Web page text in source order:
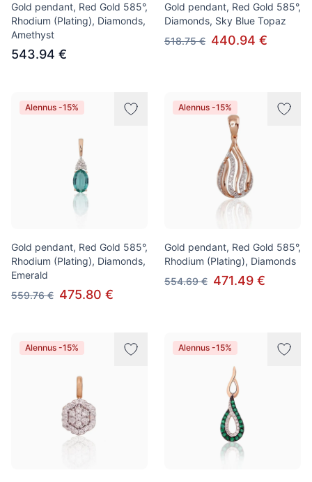
Gold pendant, Red Gold 585°,
Rhodium (Plating), Diamonds,
Amethyst
543.94 €
Gold pendant, Red Gold 585°,
Diamonds, Sky Blue Topaz
518.75 € 440.94 €
Alennus -15%
Gold pendant, Red Gold 585°,
Rhodium (Plating), Diamonds,
Emerald
559.76 € 475.80 €
Alennus -15%
Gold pendant, Red Gold 585°,
Rhodium (Plating), Diamonds
554.69 € 471.49 €
Alennus -15% Alennus -15%